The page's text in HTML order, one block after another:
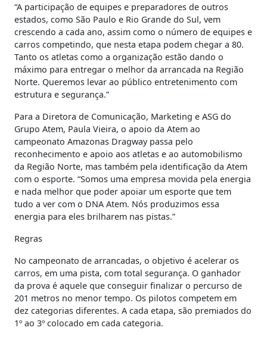
“A participação de equipes e preparadores de outros
estados, como São Paulo e Rio Grande do Sul, vem
crescendo a cada ano, assim como o número de equipes e
carros competindo, que nesta etapa podem chegar a 80.
Tanto os atletas como a organização estão dando o
máximo para entregar o melhor da arrancada na Região
Norte. Queremos levar ao público entretenimento com
estrutura e segurança.”
Para a Diretora de Comunicação, Marketing e ASG do
Grupo Atem, Paula Vieira, o apoio da Atem ao
campeonato Amazonas Dragway passa pelo
reconhecimento e apoio aos atletas e ao automobilismo
da Região Norte, mas também pela identificação da Atem
com o esporte. “Somos uma empresa movida pela energia
e nada melhor que poder apoiar um esporte que tem
tudo a ver com o DNA Atem. Nós produzimos essa
energia para eles brilharem nas pistas.”
Regras
No campeonato de arrancadas, o objetivo é acelerar os
carros, em uma pista, com total segurança. O ganhador
da prova é aquele que conseguir finalizar o percurso de
201 metros no menor tempo. Os pilotos competem em
dez categorias diferentes. A cada etapa, são premiados do
1º ao 3º colocado em cada categoria.